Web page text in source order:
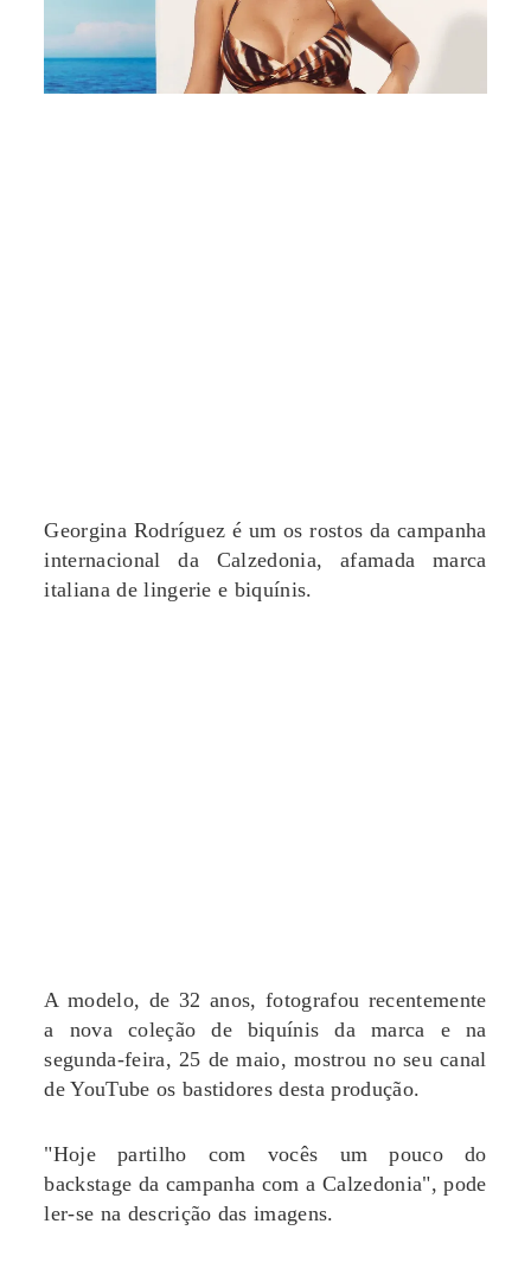
Georgina Rodríguez é um os rostos da campanha
internacional da Calzedonia, afamada marca
italiana de lingerie e biquínis.
A modelo, de 32 anos, fotografou recentemente
a nova coleção de biquínis da marca e na
segunda-feira, 25 de maio, mostrou no seu canal
de YouTube os bastidores desta produção.
"Hoje partilho com vocês um pouco do
backstage da campanha com a Calzedonia", pode
ler-se na descrição das imagens.